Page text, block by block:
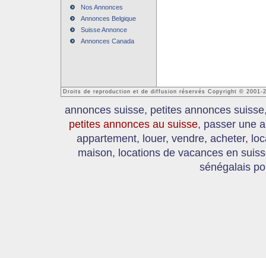
Nos Annonces
Annonces Belgique
Suisse Annonce
Annonces Canada
Droits de reproduction et de diffusion réservés Copyright © 2001-
annonces suisse, petites annonces
petites annonces au suisse, passer une
appartement, louer, vendre, acheter,
maison, locations de vacances en
sénégalais